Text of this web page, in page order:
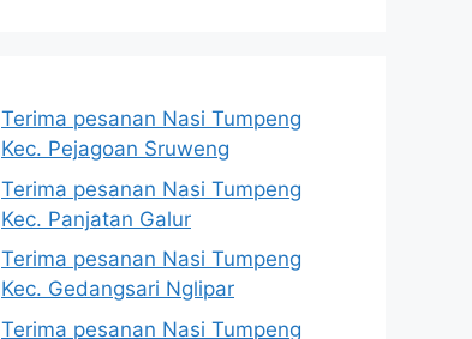
Terima pesanan Nasi Tumpeng
Kec. Pejagoan Sruweng
Terima pesanan Nasi Tumpeng
Kec. Panjatan Galur
Terima pesanan Nasi Tumpeng
Kec. Gedangsari Nglipar
Terima pesanan Nasi Tumpeng